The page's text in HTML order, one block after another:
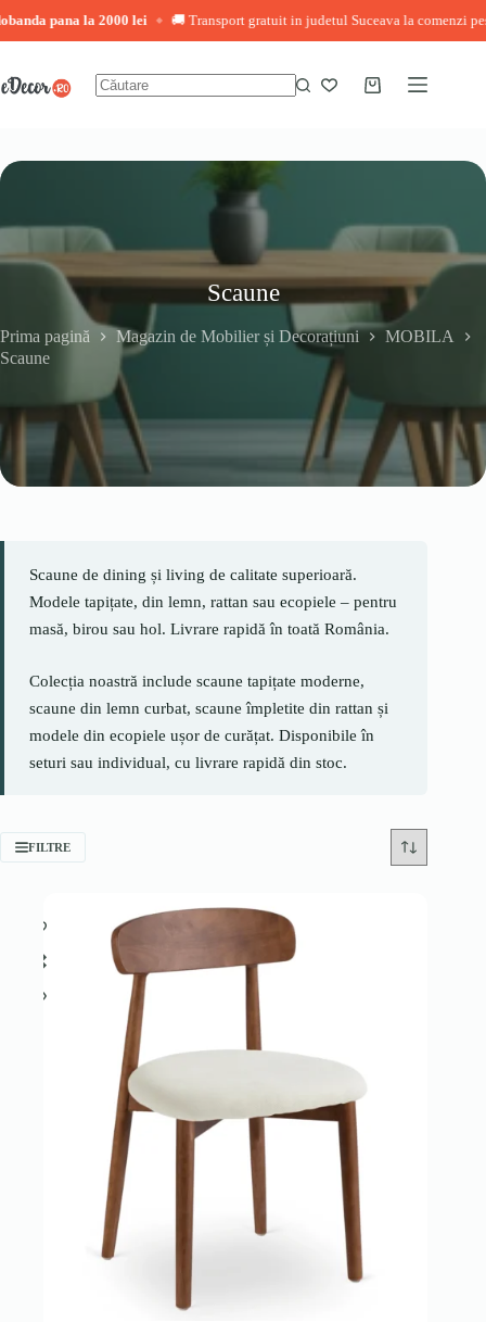
la 2000 lei ◆ 🚚 Transport gratuit in judetul Suceava la comenzi peste
conținut
Coș
Scaune
Prima pagină Magazin de Mobilier și Decorațiuni
MOBILA
Scaune
Scaune de dining și living de calitate superioară.
Modele tapițate, din lemn, rattan sau ecopiele – pentru
masă, birou sau hol. Livrare rapidă în toată România.
Colecția noastră include scaune tapițate moderne,
scaune din lemn curbat, scaune împletite din rattan și
modele din ecopiele ușor de curățat. Disponibile în
seturi sau individual, cu livrare rapidă din stoc.
FILTRE